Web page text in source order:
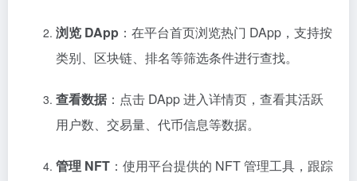
浏览 DApp ：在平台首页浏览热门 DApp，支持按
类别、区块链、排名等筛选条件进行查找。
查看数据 ：点击 DApp 进入详情页，查看其活跃
用户数、交易量、代币信息等数据。
管理 NFT ：使用平台提供的 NFT 管理工具，跟踪